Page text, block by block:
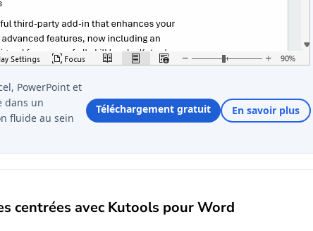
PowerPoint et
dans un
fluide au sein
Téléchargement gratuit En savoir plus
centrées avec Kutools pour Word